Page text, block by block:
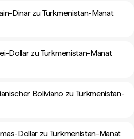
Dinar zu Turkmenistan-Manat
Dollar zu Turkmenistan-Manat
Boliviano zu Turkmenistan-
Dollar zu Turkmenistan-Manat